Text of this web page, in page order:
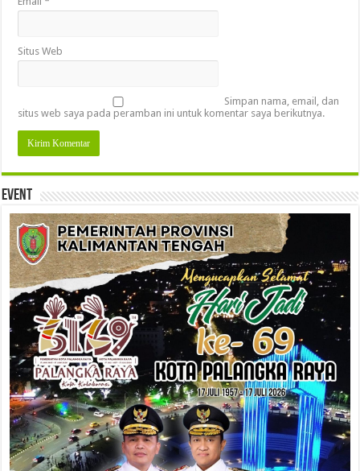
Situs Web
Simpan nama, email, dan
situs web saya pada peramban ini untuk komentar saya berikutnya.
Event